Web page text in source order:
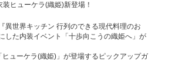
ヒューケラ(織姫)新登場！
異世界キッチン 行列のできる現代料理のお
した内装イベント「十歩向こうの織姫へ」が
ューケラ(織姫)」が登場するピックアップガ